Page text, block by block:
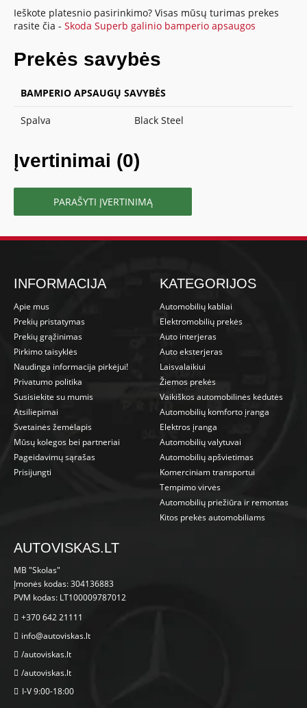
Ieškote platesnio pasirinkimo? Visas mūsų turimas prekes
rasite čia -Skoda Superb galinio bamperio apsaugos
Prekės savybės
BAMPERIO APSAUGŲ SAVYBĖS
Spalva Black Steel
Įvertinimai (0)
PARAŠYTI ĮVERTINIMĄ
INFORMACIJA
Apie mus
Prekių pristatymas
Prekių grąžinimas
Pirkimo taisyklės
Naudinga informacija pirkėjui!
Privatumo politika
Susisiekite su mumis
Atsiliepimai
Svetainės žemėlapis
Mūsų kolegos bei partneriai
Pageidavimų sąrašas
Prisijungti
KATEGORIJOS
Automobilių kabliai
Elektromobilių prekės
Auto interjeras
Auto eksterjeras
Laisvalaikiui
Žiemos prekės
Vaikiškos automobilinės kėdutės
Automobilių komforto įranga
Elektros įranga
Automobilių valytuvai
Automobilių apšvietimas
Komerciniam transportui
Tempimo virvės
Automobilių priežiūra ir remontas
Kitos prekės automobiliams
AUTOVISKAS.LT
MB "Skolas"
Įmonės kodas: 304136883
PVM kodas: LT100009787012
+370 642 21111
info@autoviskas.lt
/autoviskas.lt
/autoviskas.lt
I-V 9:00-18:00